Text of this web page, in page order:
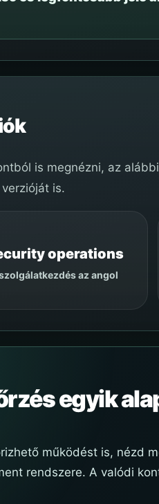
is megnézni, az
is.
operations
az angol
egyik
működést is, nézd
rendszere. A valódi